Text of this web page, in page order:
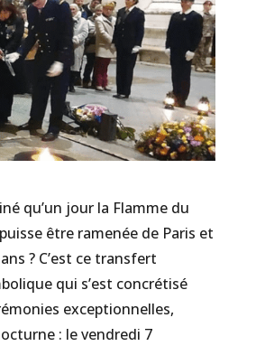
qu’un jour la Flamme du
être ramenée de Paris et
? C’est ce transfert
qui s’est concrétisé
exceptionnelles,
: le vendredi 7